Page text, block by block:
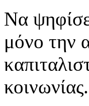
Να
μόνο την
κοινωνίας.